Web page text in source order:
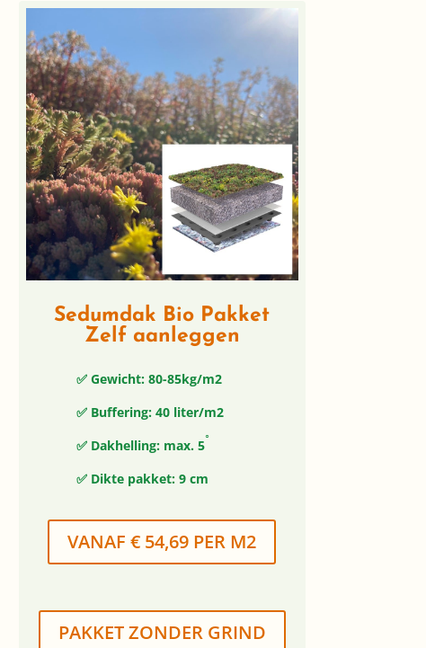
Sedumdak Bio Pakket
Zelf aanleggen
✅ Gewicht: 80-85kg/m2
✅ Buffering: 40 liter/m2
✅ Dakhelling: max. 5
◦
✅ Dikte pakket: 9 cm
VANAF € 54,69 PER M2
PAKKET ZONDER GRIND